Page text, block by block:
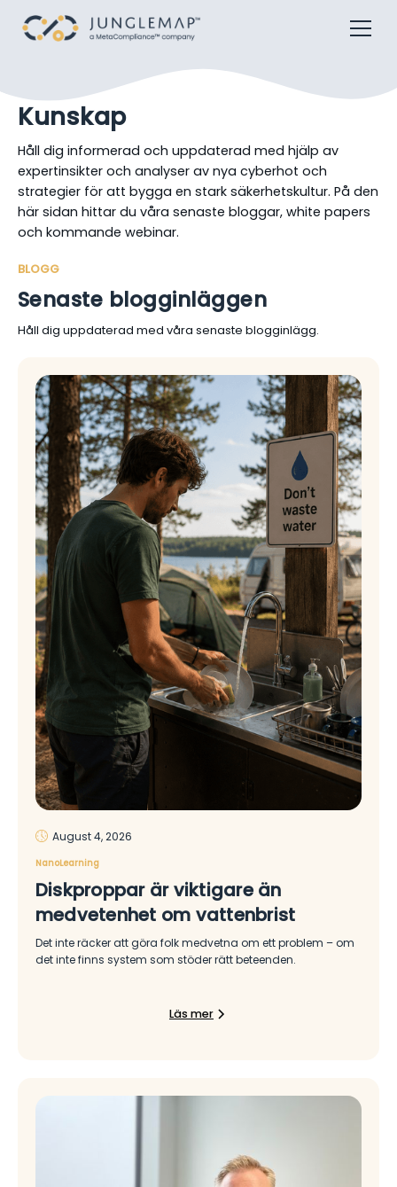
Kunskap
Håll dig informerad och uppdaterad med hjälp av
expertinsikter och analyser av nya cyberhot och
strategier för att bygga en stark säkerhetskultur. På den
här sidan hittar du våra senaste bloggar, white papers
och kommande webinar.
BLOGG
Senaste blogginläggen
Håll dig uppdaterad med våra senaste blogginlägg.
August 4, 2026
NanoLearning
Diskproppar är viktigare än
medvetenhet om vattenbrist
Det inte räcker att göra folk medvetna om ett problem – om
det inte finns system som stöder rätt beteenden.
Läs mer